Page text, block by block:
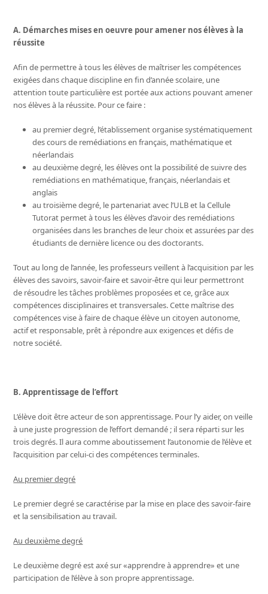
A. Démarches mises en oeuvre pour amener nos élèves à la
réussite
Afin de permettre à tous les élèves de maîtriser les compétences
exigées dans chaque discipline en fin d’année scolaire, une
attention toute particulière est portée aux actions pouvant amener
nos élèves à la réussite. Pour ce faire :
au premier degré, l’établissement organise systématiquement
des cours de remédiations en français, mathématique et
néerlandais
au deuxième degré, les élèves ont la possibilité de suivre des
remédiations en mathématique, français, néerlandais et
anglais
au troisième degré, le partenariat avec l’ULB et la Cellule
Tutorat permet à tous les élèves d’avoir des remédiations
organisées dans les branches de leur choix et assurées par des
étudiants de dernière licence ou des doctorants.
Tout au long de l’année, les professeurs veillent à l’acquisition par les
élèves des savoirs, savoir-faire et savoir-être qui leur permettront
de résoudre les tâches problèmes proposées et ce, grâce aux
compétences disciplinaires et transversales. Cette maîtrise des
compétences vise à faire de chaque élève un citoyen autonome,
actif et responsable, prêt à répondre aux exigences et défis de
notre société.
B. Apprentissage de l’effort
L’élève doit être acteur de son apprentissage. Pour l’y aider, on veille
à une juste progression de l’effort demandé ; il sera réparti sur les
trois degrés. Il aura comme aboutissement l’autonomie de l’élève et
l’acquisition par celui-ci des compétences terminales.
Au premier degré
Le premier degré se caractérise par la mise en place des savoir-faire
et la sensibilisation au travail.
Au deuxième degré
Le deuxième degré est axé sur «apprendre à apprendre» et une
participation de l’élève à son propre apprentissage.